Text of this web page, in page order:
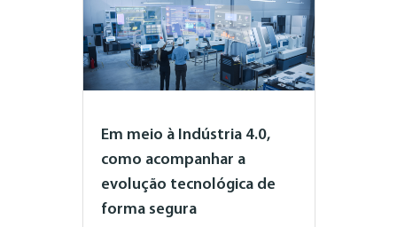
Em meio à Indústria 4.0,
como acompanhar a
evolução tecnológica de
forma segura